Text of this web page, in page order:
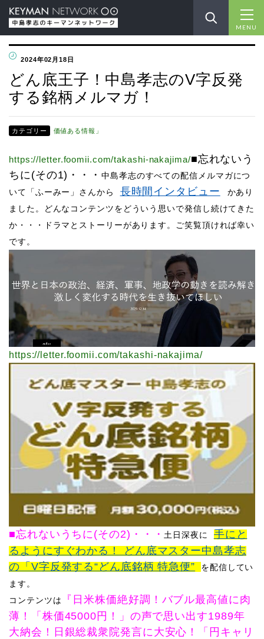
MENU
2024年02月18日
どん底王子！中島孝志のV字反発
する銘柄メルマガ！
カテゴリー 価値ある情報」
https://letter.foomii.com/takashi-nakajima/■忘れないう
ちに(その1) ・・・中島孝志のすべての配信メルマガにつ
いて「ふーみー」さんから 長時間インタビュー
かあり
ました。どんなコンテンツをどういう思いで発信し続けてきた
か・・・ドラマとストーリーがあります。ご笑覧頂ければ幸い
です。
https://letter.foomii.com/takashi-nakajima/
■忘れないうちに(その2) ・・・土日深夜に 手にと
るようにすぐわかる！ どん底マスター中島孝志
の「V字反発する“どん底銘柄 特急便”
を配信してい
ます。
コンテンツは
『日米株価絶好調！バブル最高値に肉
薄！「株価45000円！」の声で思い出す1989年
大納会！日銀総裁衆院発言に大安心！「円キャリ